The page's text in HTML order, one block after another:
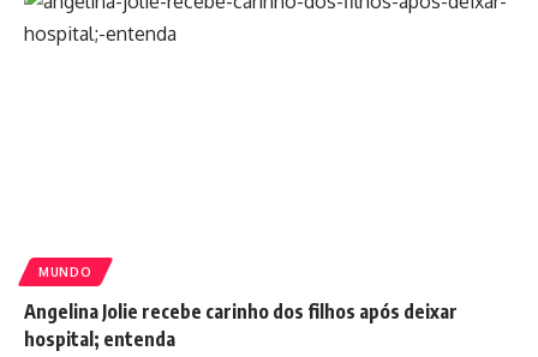
MUNDO
Angelina Jolie recebe carinho dos filhos após deixar
hospital; entenda